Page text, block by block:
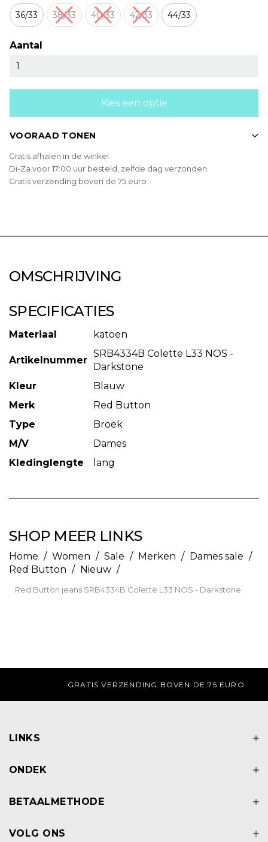
36/33 38/33 40/33 42/33 44/33
Aantal
Kies een optie
VOORAAD TONEN
Gratis afhalen in de winkel
Di-Za voor 17:00 uur besteld, zelfde dag verzonden.
Gratis verzending boven de 75 euro
OMSCHRIJVING
SPECIFICATIES
Materiaal katoen
Artikelnummer
SRB4334B Colette L33 NOS -
Darkstone
Kleur
Blauw
Merk
Red Button
Type
Broek
M/V
Dames
Kledinglengte
lang
SHOP MEER LINKS
Home / Women / Sale / Merken / Dames sale /
Red Button / Nieuw /
Red Button jeans SRB4334B Colette L33 NOS - Darkstone
GRATIS AFHALEN IN DE WINKEL
LINKS
ONDEK
BETAALMETHODE
VOLG ONS